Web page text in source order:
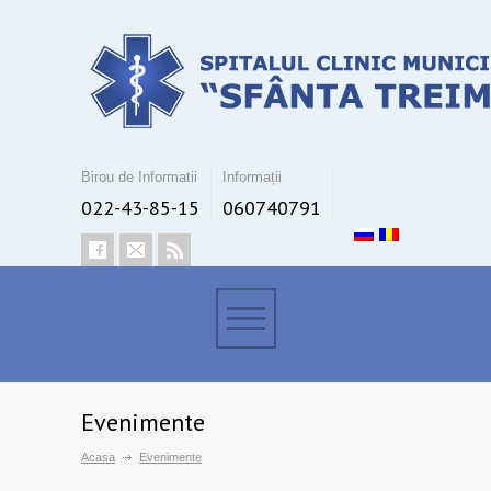
Birou de Informatii
022-43-85-15
Informații
060740791
Evenimente
Acasa Evenimente